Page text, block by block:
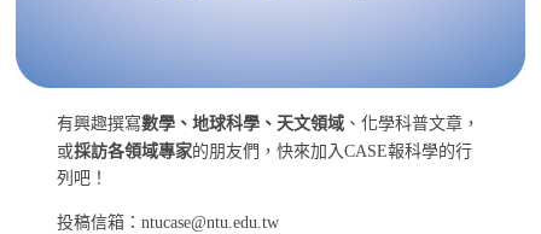
有興趣撰寫數學、地球科學、天文領域 、化學科普文章，
或採訪各領域專家的朋友們，快來加入CASE報科學的行
列吧！
投稿信箱：ntucase@ntu.edu.tw